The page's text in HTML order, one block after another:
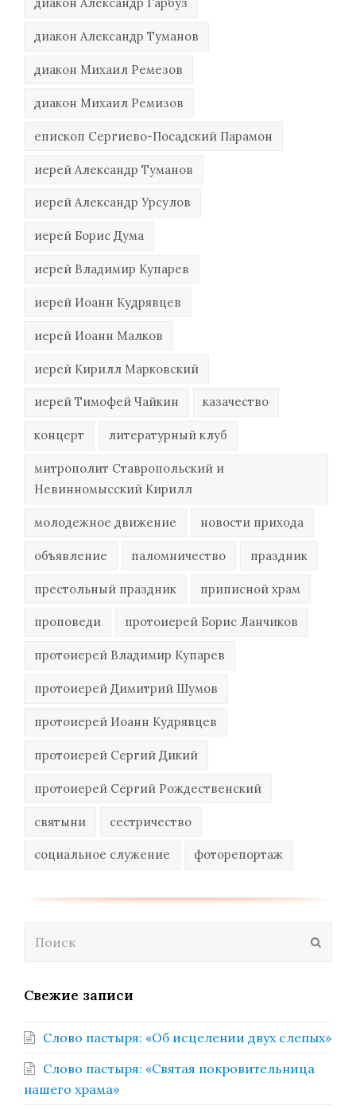
диакон Александр Туманов
диакон Михаил Ремезов
диакон Михаил Ремизов
епископ Сергиево-Посадский Парамон
иерей Александр Туманов
иерей Александр Урсулов
иерей Борис Дума
иерей Владимир Купарев
иерей Иоанн Кудрявцев
иерей Иоанн Малков
иерей Кирилл Марковский
иерей Тимофей Чайкин казачество
концерт литературный клуб
митрополит Ставропольский и
Невинномысский Кирилл
молодежное движение новости прихода
объявление паломничество праздник
престольный праздник приписной храм
проповеди протоиерей Борис Ланчиков
протоиерей Владимир Купарев
протоиерей Димитрий Шумов
протоиерей Иоанн Кудрявцев
протоиерей Сергий Дикий
протоиерей Сергий Рождественский
святыни сестричество
социальное служение фоторепортаж
Свежие записи
Слово пастыря: «Об исцелении двух слепых»
Слово пастыря: «Святая покровительница
нашего храма»